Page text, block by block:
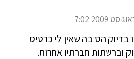
בדיוק הסיבה שאין לי כרטיס
וברשתות חברתיו אחרות.